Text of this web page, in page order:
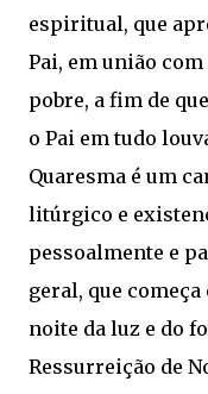
espiritual, que
Pai, em união
pobre, a fim de
o Pai em tudo
Quaresma é um
litúrgico e
pessoalmente e
geral, que
noite da luz e do
Ressurreição de